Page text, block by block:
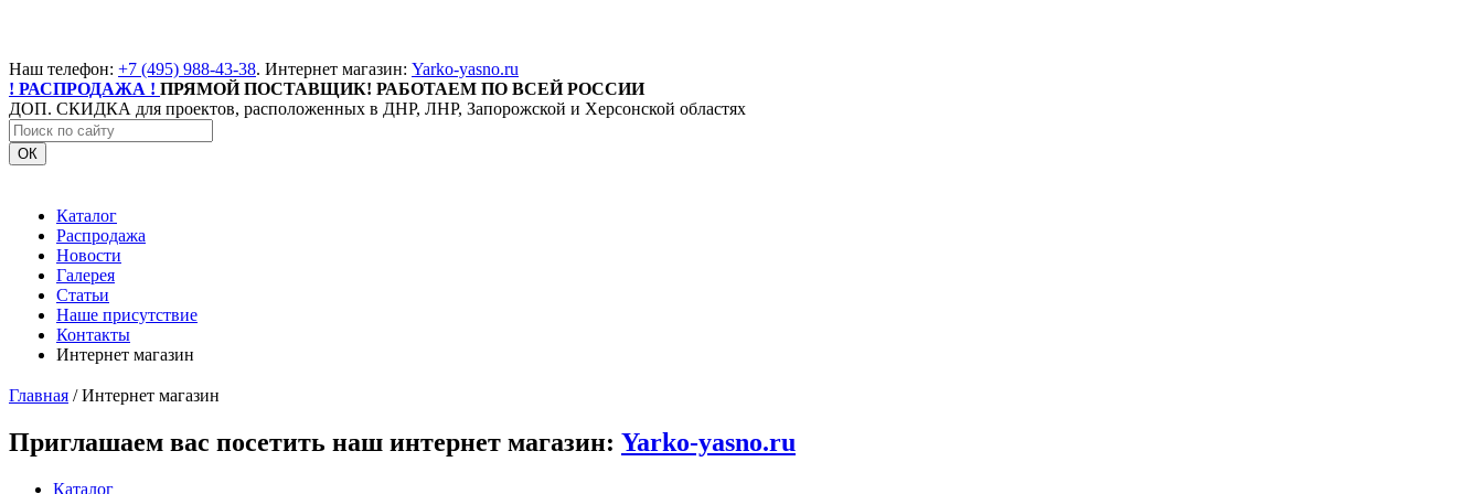
Наш телефон: +7 (495) 988-43-38. Интернет магазин: Yarko-yasno.ru
! РАСПРОДАЖА ! ПРЯМОЙ ПОСТАВЩИК! РАБОТАЕМ ПО ВСЕЙ РОССИИ
ДОП. СКИДКА для проектов, расположенных в ДНР, ЛНР, Запорожской и Херсонской областях
ОК
Каталог
Распродажа
Новости
Галерея
Статьи
Наше присутствие
Контакты
Интернет магазин
Главная /Интернет магазин
Приглашаем вас посетить наш интернет магазин: Yarko-yasno.ru
Каталог